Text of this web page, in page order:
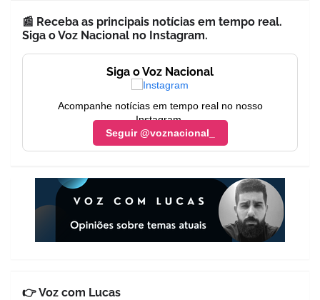
📰 Receba as principais notícias em tempo real.
Siga o Voz Nacional no Instagram.
Siga o Voz Nacional
Acompanhe notícias em tempo real no nosso
Instagram.
Seguir @voznacional_
👉 Voz com Lucas